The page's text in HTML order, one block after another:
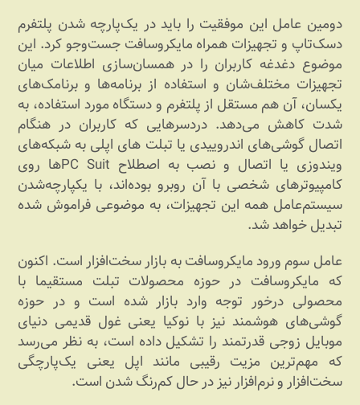
دومین عامل این موفقیت را باید در یک‌پارچه شدن پلتفرم
دسک‌تاپ و تجهیزات همراه مایکروسافت جست‌وجو کرد. این
موضوع دغدغه کاربران را در همسان‌سازی اطلاعات میان
تجهیزات مختلف‌شان و استفاده از برنامه‌ها و برنامک‌های
یکسان، آن هم مستقل از پلتفرم و دستگاه مورد استفاده، به
شدت کاهش می‌دهد. دردسرهایی که کاربران در هنگام
اتصال گوشی‌های اندروییدی یا تبلت های اپلی به شبکه‌های
ویندوزی یا اتصال و نصب به اصطلاح PC Suitها روی
کامپیوترهای شخصی با آن روبرو بوده‌اند، با یکپارچه‌شدن
سیستم‌عامل همه این تجهیزات، به موضوعی فراموش شده
تبدیل خواهد شد.
عامل سوم ورود مایکروسافت به بازار سخت‌افزار است. اکنون
که مایکروسافت در حوزه محصولات تبلت مستقیما با
محصولی درخور توجه وارد بازار شده است و در حوزه
گوشی‌های هوشمند نیز با نوکیا یعنی غول قدیمی دنیای
موبایل زوجی قدرتمند را تشکیل داده است، به نظر می‌رسد
که مهم‌ترین مزیت رقیبی مانند اپل یعنی یک‌پارچگی
سخت‌افزار و نرم‌افزار نیز در حال کم‌رنگ شدن است.